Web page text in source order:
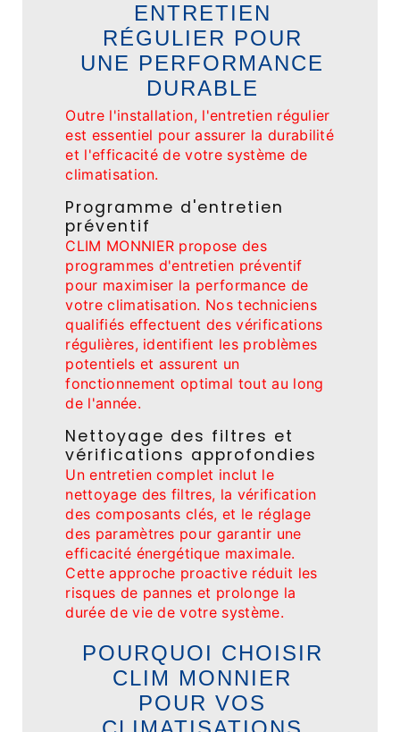
ENTRETIEN
RÉGULIER POUR
UNE PERFORMANCE
DURABLE
Outre l'installation, l'entretien régulier
est essentiel pour assurer la durabilité
et l'efficacité de votre système de
climatisation.
Programme d'entretien
préventif
CLIM MONNIER propose des
programmes d'entretien préventif
pour maximiser la performance de
votre climatisation. Nos techniciens
qualifiés effectuent des vérifications
régulières, identifient les problèmes
potentiels et assurent un
fonctionnement optimal tout au long
de l'année.
Nettoyage des filtres et
vérifications approfondies
Un entretien complet inclut le
nettoyage des filtres, la vérification
des composants clés, et le réglage
des paramètres pour garantir une
efficacité énergétique maximale.
Cette approche proactive réduit les
risques de pannes et prolonge la
durée de vie de votre système.
POURQUOI CHOISIR
CLIM MONNIER
POUR VOS